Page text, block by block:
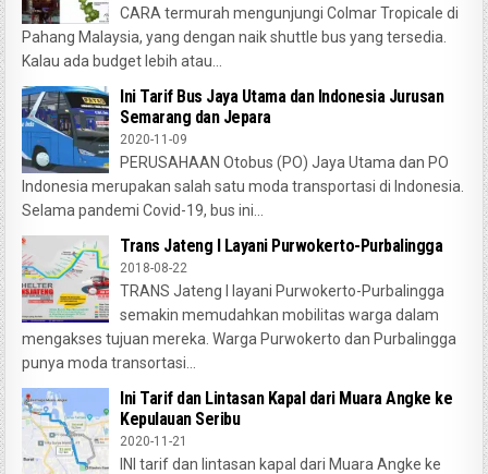
CARA termurah mengunjungi Colmar Tropicale di
Pahang Malaysia, yang dengan naik shuttle bus yang tersedia.
Kalau ada budget lebih atau...
Ini Tarif Bus Jaya Utama dan Indonesia Jurusan
Semarang dan Jepara
2020-11-09
PERUSAHAAN Otobus (PO) Jaya Utama dan PO
Indonesia merupakan salah satu moda transportasi di Indonesia.
Selama pandemi Covid-19, bus ini...
Trans Jateng I Layani Purwokerto-Purbalingga
2018-08-22
TRANS Jateng I layani Purwokerto-Purbalingga
semakin memudahkan mobilitas warga dalam
mengakses tujuan mereka. Warga Purwokerto dan Purbalingga
punya moda transortasi...
Ini Tarif dan Lintasan Kapal dari Muara Angke ke
Kepulauan Seribu
2020-11-21
INI tarif dan lintasan kapal dari Muara Angke ke